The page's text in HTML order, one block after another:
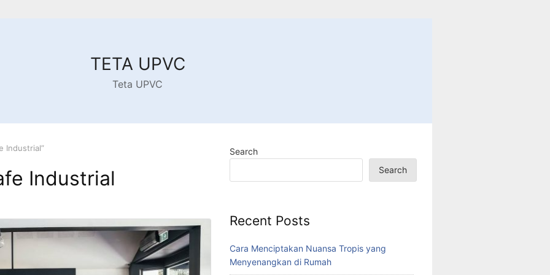
TETA UPVC
Teta UPVC
Industrial”
Industrial
Search
Search
Recent Posts
Cara Menciptakan Nuansa Tropis yang
Menyenangkan di Rumah